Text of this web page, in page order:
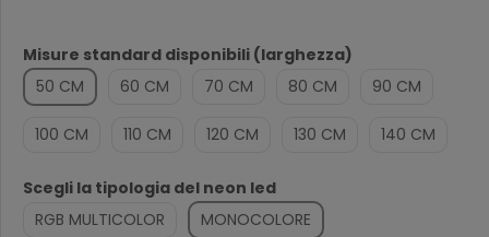
Misure standard disponibili (larghezza)
50 CM
60 CM 70 CM 80 CM 90 CM
100 CM 110 CM 120 CM 130 CM 140 CM
Scegli la tipologia del neon led
RGB MULTICOLOR
MONOCOLORE